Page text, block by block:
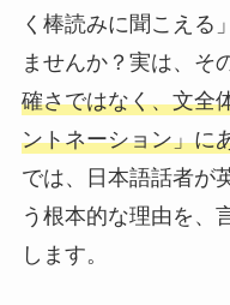
く棒読みに聞こえ
ませんか？実は、そ
確さではなく、文全
ントネーション」に
では、日本語話者が
う根本的な理由を、
します。